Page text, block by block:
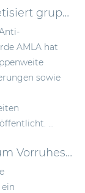
AMLA konkretisiert gruppenweite AML-Anforderungen und die unternehmensweite Risikoanalyse
AMLA hat
sowie
...
BFH-Urteil zum Vorruhestandsmodell: Rückstellungen früher bilden als bisher anerkannt